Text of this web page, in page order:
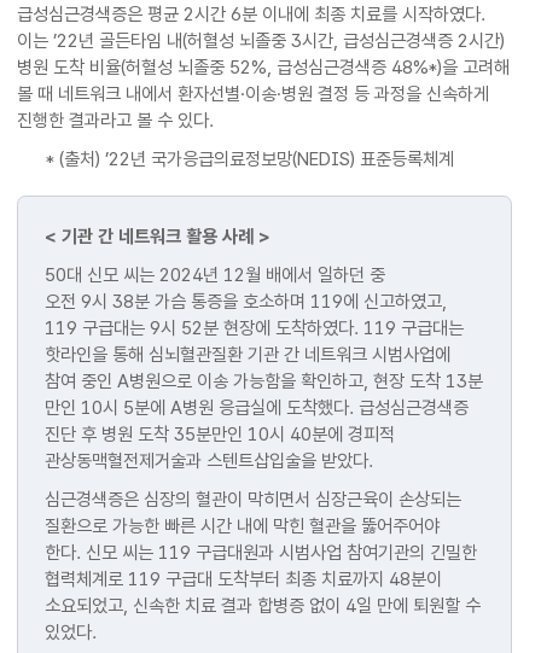
급성심근경색증은 평균 2시간 6분 이내에 최종 치료를 시작하였다.
이는 ’22년 골든타임 내(허혈성 뇌졸중 3시간, 급성심근경색증 2시간)
병원 도착 비율(허혈성 뇌졸중 52%, 급성심근경색증 48%*)을 고려해
볼 때 네트워크 내에서 환자선별·이송·병원 결정 등 과정을 신속하게
진행한 결과라고 볼 수 있다.
* (출처) ’22년 국가응급의료정보망(NEDIS) 표준등록체계
< 기관 간 네트워크 활용 사례 >
50대 신모 씨는 2024년 12월 배에서 일하던 중
오전 9시 38분 가슴 통증을 호소하며 119에 신고하였고,
119 구급대는 9시 52분 현장에 도착하였다. 119 구급대는
핫라인을 통해 심뇌혈관질환 기관 간 네트워크 시범사업에
참여 중인 A병원으로 이송 가능함을 확인하고, 현장 도착 13분
만인 10시 5분에 A병원 응급실에 도착했다. 급성심근경색증
진단 후 병원 도착 35분만인 10시 40분에 경피적
관상동맥혈전제거술과 스텐트삽입술을 받았다.
심근경색증은 심장의 혈관이 막히면서 심장근육이 손상되는
질환으로 가능한 빠른 시간 내에 막힌 혈관을 뚫어주어야
한다. 신모 씨는 119 구급대원과 시범사업 참여기관의 긴밀한
협력체계로 119 구급대 도착부터 최종 치료까지 48분이
소요되었고, 신속한 치료 결과 합병증 없이 4일 만에 퇴원할 수
있었다.